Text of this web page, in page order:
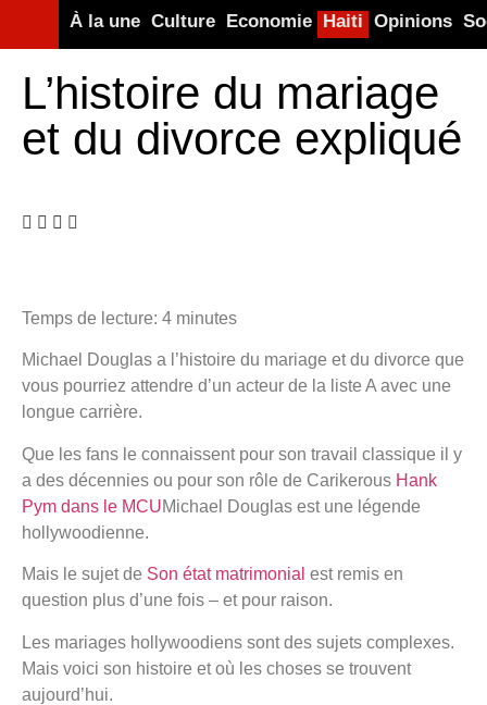
À la une Culture Economie Haiti Opinions
L’histoire du mariage
et du divorce expliqué
Temps de lecture: 4 minutes
Michael Douglas a l’histoire du mariage et du divorce que
vous pourriez attendre d’un acteur de la liste A avec une
longue carrière.
Que les fans le connaissent pour son travail classique il y
a des décennies ou pour son rôle de Carikerous Hank
Pym dans le MCUMichael Douglas est une légende
hollywoodienne.
Mais le sujet de Son état matrimonial est remis en
question plus d’une fois – et pour raison.
Les mariages hollywoodiens sont des sujets complexes.
Mais voici son histoire et où les choses se trouvent
aujourd’hui.